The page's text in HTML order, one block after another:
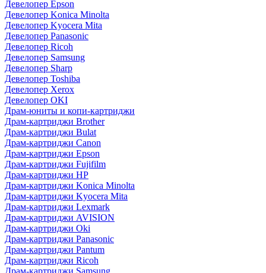
Девелопер Epson
Девелопер Konica Minolta
Девелопер Kyocera Mita
Девелопер Panasonic
Девелопер Ricoh
Девелопер Samsung
Девелопер Sharp
Девелопер Toshiba
Девелопер Xerox
Девелопер OKI
Драм-юниты и копи-картриджи
Драм-картриджи Brother
Драм-картриджи Bulat
Драм-картриджи Canon
Драм-картриджи Epson
Драм-картриджи Fujifilm
Драм-картриджи HP
Драм-картриджи Konica Minolta
Драм-картриджи Kyocera Mita
Драм-картриджи Lexmark
Драм-картриджи AVISION
Драм-картриджи Oki
Драм-картриджи Panasonic
Драм-картриджи Pantum
Драм-картриджи Ricoh
Драм-картриджи Samsung